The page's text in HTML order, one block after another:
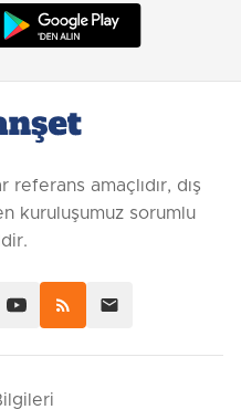
referans amaçlıdır, dış
kuruluşumuz sorumlu